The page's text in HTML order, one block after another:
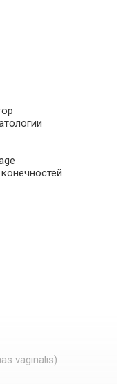
vaginalis)